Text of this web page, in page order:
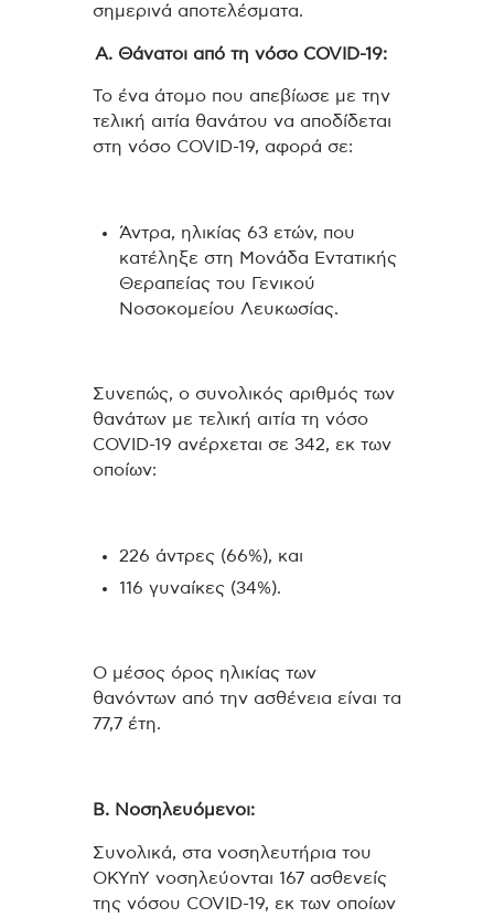
σημερινά αποτελέσματα.
Α. Θάνατοι από τη νόσο COVID-19:
Το ένα άτομο που απεβίωσε με την
τελική αιτία θανάτου να αποδίδεται
στη νόσο COVID-19, αφορά σε:
Άντρα, ηλικίας 63 ετών, που
κατέληξε στη Μονάδα Εντατικής
Θεραπείας του Γενικού
Νοσοκομείου Λευκωσίας.
Συνεπώς, ο συνολικός αριθμός των
θανάτων με τελική αιτία τη νόσο
COVID-19 ανέρχεται σε 342, εκ των
οποίων:
226 άντρες (66%), και
116 γυναίκες (34%).
Ο μέσος όρος ηλικίας των
θανόντων από την ασθένεια είναι τα
77,7 έτη.
Β. Νοσηλευόμενοι:
Συνολικά, στα νοσηλευτήρια του
ΟΚΥπΥ νοσηλεύονται 167 ασθενείς
της νόσου COVID-19, εκ των οποίων